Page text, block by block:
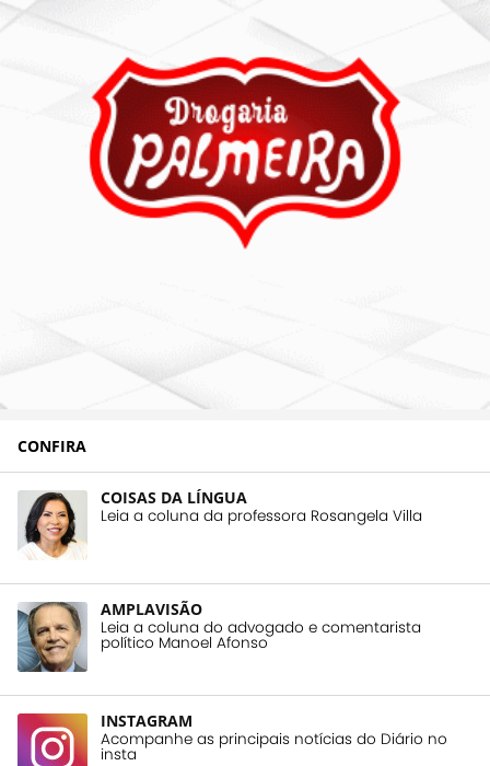
CONFIRA
COISAS DA LÍNGUA
Leia a coluna da professora Rosangela Villa
AMPLAVISÃO
Leia a coluna do advogado e comentarista
político Manoel Afonso
INSTAGRAM
Acompanhe as principais notícias do Diário no
insta